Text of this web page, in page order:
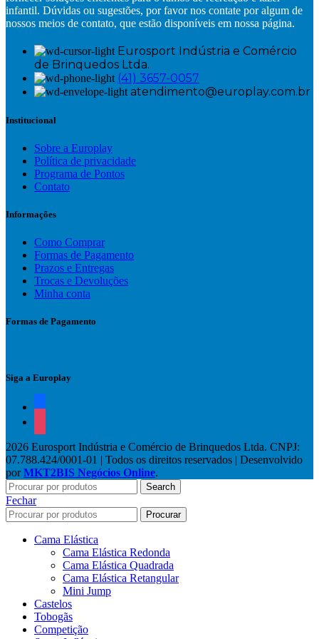
infantil. Dúvidas ou sugestões, por favor nos contate por algum de
nossos meios de contato, que estão disponíveis em nossa página.
Eurosport Indústria e Comércio
de Brinquedos Ltda.
(41) 3657-0057
atendimento@europlay.com.br
Institucional
Sobre a Europlay
Política de privacidade
Programa de Pontos
Contato
Informações
Como Comprar
Formas de Pagamento
Prazos e Entregas
Trocas e Devoluções
Minha conta
Formas de Pagamento
Siga a Europlay
2026 Eurosport Indústria e Comércio de Brinquedos Ltda. CNPJ:
07.788.424/0001-01 | Todos os direitos reservados | Desenvolvido
porMKT2BIS Negócios Online.
Search
Fechar
Procurar
Cama Elástica
Cama Elástica Redonda
Cama Elástica Quadrada
Cama Elástica Retangular
Mini Jump
Castelos
Tobogãs
Competição